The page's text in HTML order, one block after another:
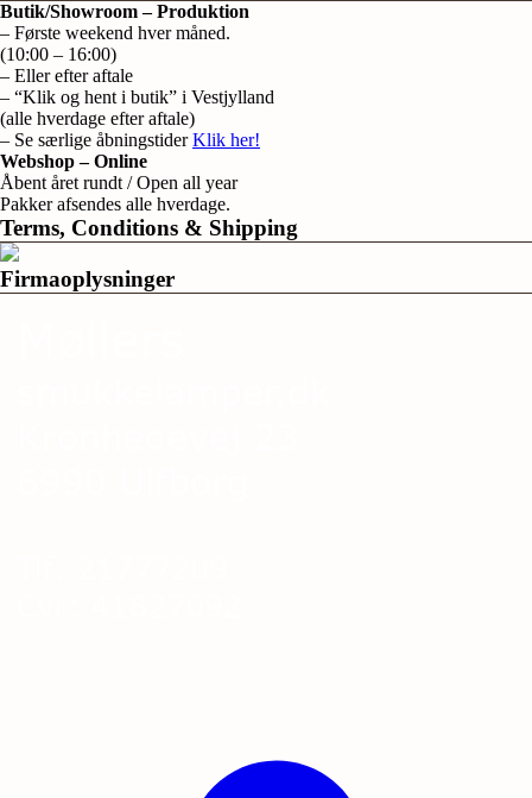
Butik/Showroom – Produktion
– Første weekend hver måned.
(10:00 – 16:00)
– Eller efter aftale
– “Klik og hent i butik” i Vestjylland
(alle hverdage efter aftale)
– Se særlige åbningstiderKlik her!
Webshop – Online
Åbent året rundt / Open all year
Pakker afsendes alle hverdage.
Terms, Conditions & Shipping
Firmaoplysninger